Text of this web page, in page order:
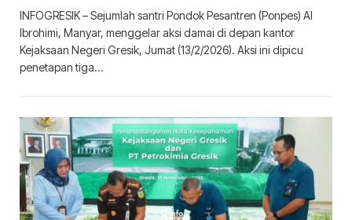
INFOGRESIK – Sejumlah santri Pondok Pesantren (Ponpes) Al
Ibrohimi, Manyar, menggelar aksi damai di depan kantor
Kejaksaan Negeri Gresik, Jumat (13/2/2026). Aksi ini dipicu
penetapan tiga…